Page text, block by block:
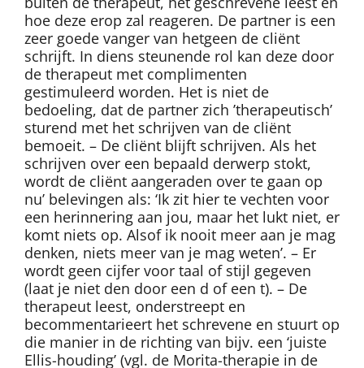
hoe deze erop zal reageren. De partner is een
zeer goede vanger van hetgeen de cliënt
schrijft. In diens steunende rol kan deze door
de therapeut met complimenten
gestimuleerd worden. Het is niet de
bedoeling, dat de partner zich ’therapeutisch’
sturend met het schrijven van de cliënt
bemoeit. – De cliënt blijft schrijven. Als het
schrijven over een bepaald derwerp stokt,
wordt de cliënt aangeraden over te gaan op
nu’ belevingen als: ‘Ik zit hier te vechten voor
een herinnering aan jou, maar het lukt niet, er
komt niets op. Alsof ik nooit meer aan je mag
denken, niets meer van je mag weten’. – Er
wordt geen cijfer voor taal of stijl gegeven
(laat je niet den door een d of een t). – De
therapeut leest, onderstreept en
becommentarieert het schrevene en stuurt op
die manier in de richting van bijv. een ‘juiste
Ellis-houding’ (vgl. de Morita-therapie in de